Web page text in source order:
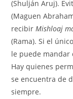
(Shulján Aruj).
(Maguen
recibirMishloaj
(Rama). Si el
le puede
Hay quienes
se encuentra de
siempre.